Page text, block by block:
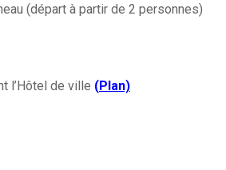
(départ à partir de 2 personnes)
l’Hôtel de ville (Plan)